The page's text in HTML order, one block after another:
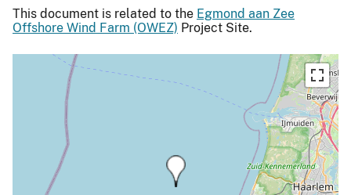
This document is related to the Egmond aan Zee
Offshore Wind Farm (OWEZ) Project Site.